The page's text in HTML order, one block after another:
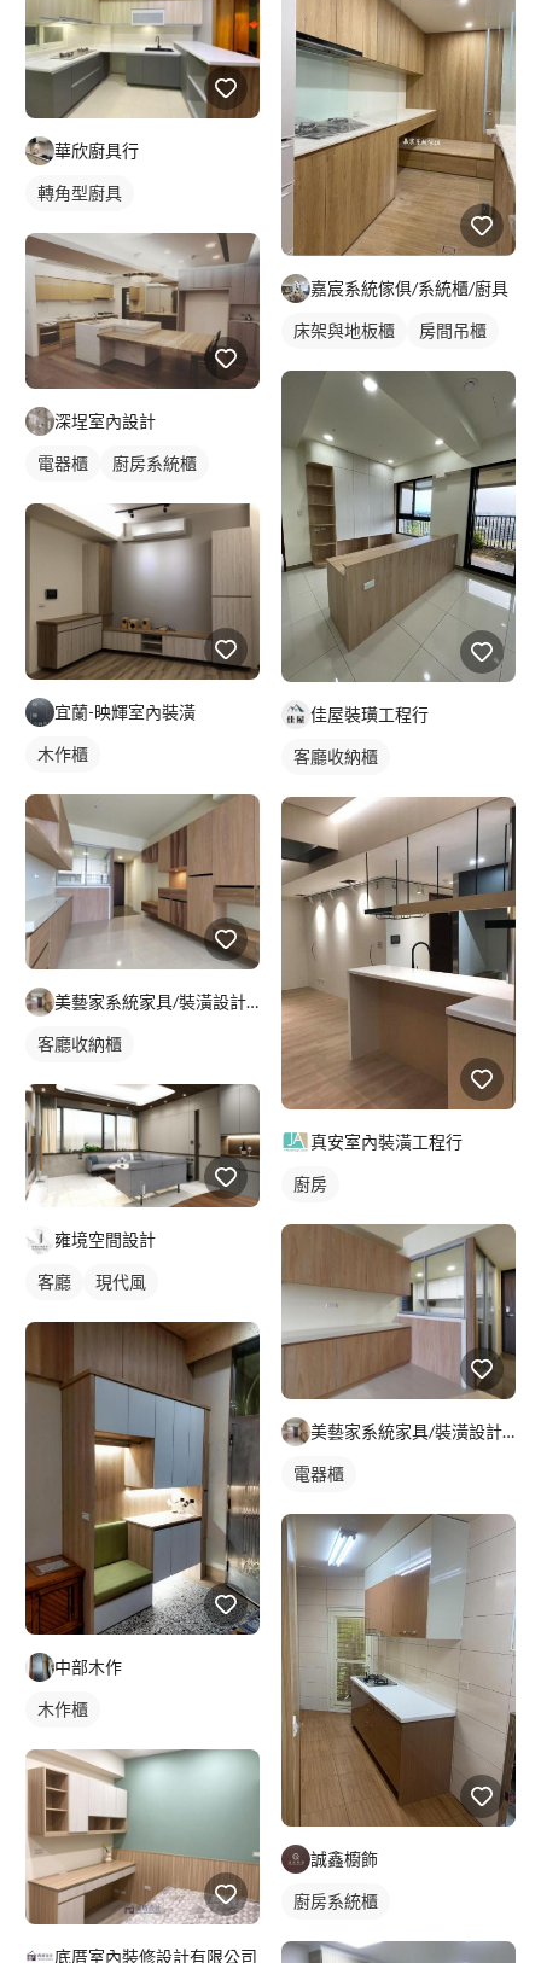
華欣廚具行
轉角型廚具
深埕室內設計
電器櫃 廚房系統櫃
宜蘭-映輝室內裝潢
木作櫃
美藝家系統家具/裝潢設計/統包服務
客廳收納櫃
雍境空間設計
客廳 現代風
中部木作
木作櫃
底厝室內裝修設計有限公司
嘉宸系統傢俱/系統櫃/廚具
床架與地板櫃 房間吊櫃
佳屋裝璜工程行
客廳收納櫃
真安室內裝潢工程行
廚房
美藝家系統家具/裝潢設計/統包服務
電器櫃
誠鑫櫥飾
廚房系統櫃